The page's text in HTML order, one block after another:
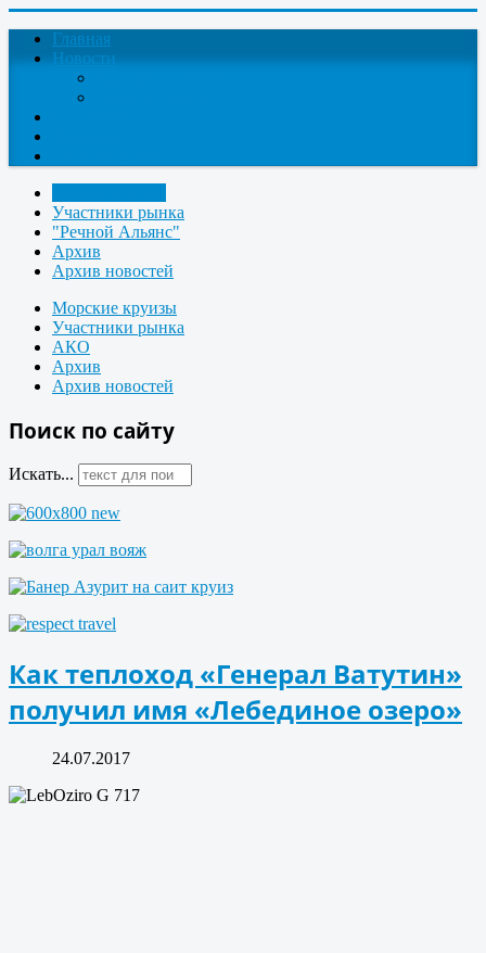
Главная
Новости
Участники рынка
"Речной Альянс"
Архив
Архив новостей
Морские круизы
Участники рынка
АКО
Архив
Архив новостей
Поиск по сайту
Искать...
Как теплоход «Генерал Ватутин»
получил имя «Лебединое озеро»
24.07.2017